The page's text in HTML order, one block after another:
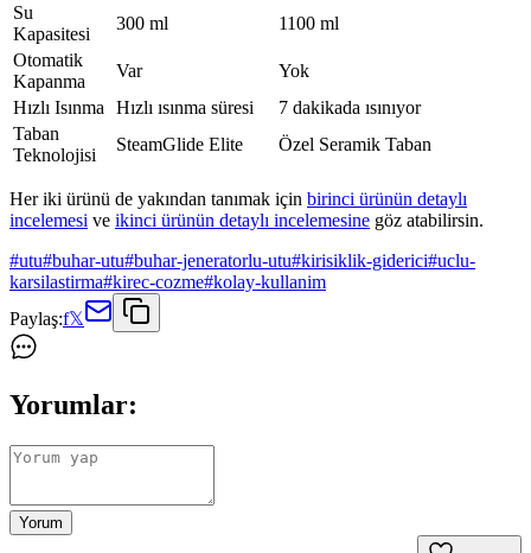
Su
Kapasitesi
300 ml
1100 ml
Otomatik
Kapanma
Var
Yok
Hızlı Isınma Hızlı ısınma süresi
7 dakikada ısınıyor
Taban
Teknolojisi
SteamGlide Elite Özel Seramik Taban
Her iki ürünü de yakından tanımak için birinci ürünün detaylı
incelemesi ve ikinci ürünün detaylı incelemesine göz atabilirsin.
#utu#buhar-utu#buhar-jeneratorlu-utu#kirisiklik-giderici#uclu-
karsilastirma#kirec-cozme#kolay-kullanim
Paylaş:f𝕏
Yorumlar:
Yorum